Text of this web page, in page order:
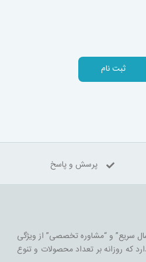
ثبت نام
پرسش و پاسخ
سریع” و “مشاوره تخصصی” از ویژگی
که روزانه بر تعداد محصولات و تنوع